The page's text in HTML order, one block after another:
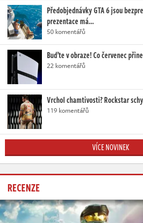
Předobjednávky GTA 6 jsou
prezentace má…
50 komentářů
Buďte v obraze! Co červenec
22 komentářů
Vrchol chamtivosti? Rockstar
119 komentářů
VÍCE NOVINEK
RECENZE